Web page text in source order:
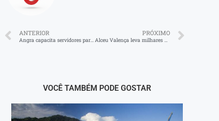
ANTERIOR
Angra capacita servidores para uso de aplicativo de gestão de desastres
PRÓXIMO
Alceu Valença leva milhares para ‘Arraiá da Cidadania’
VOCÊ TAMBÉM PODE GOSTAR